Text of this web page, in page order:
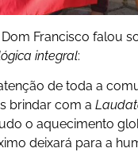
Francisco falou
integral:
de toda a
brindar com a
o aquecimento
deixará para a